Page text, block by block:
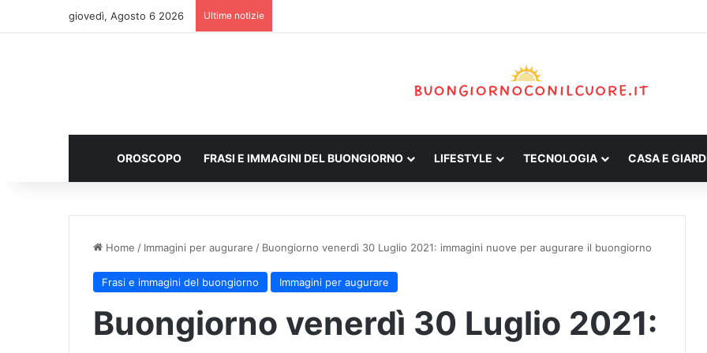
giovedì, Agosto 6 2026 Ultime notizie
OROSCOPO FRASI E IMMAGINI DEL BUONGIORNO LIFESTYLE TECNOLOGIA CASA E
Home / Immagini per augurare / Buongiorno venerdì 30 Luglio 2021: immagini nuove per augurare il buongiorno
Frasi e immagini del buongiorno Immagini per augurare
Buongiorno venerdì 30 Luglio 2021: